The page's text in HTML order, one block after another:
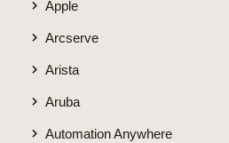
Apple
Arcserve
Arista
Aruba
Automation Anywhere